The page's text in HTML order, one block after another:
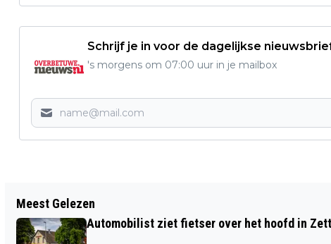
Schrijf je in voor de dagelijkse
's morgens om 07:00 uur in je mailbox
EVEN UITCHECKEN? DUIK DEZE ZOMER
IN EEN GOED BOEK!
Meest Gelezen
Automobilist ziet fietser over het hoofd in